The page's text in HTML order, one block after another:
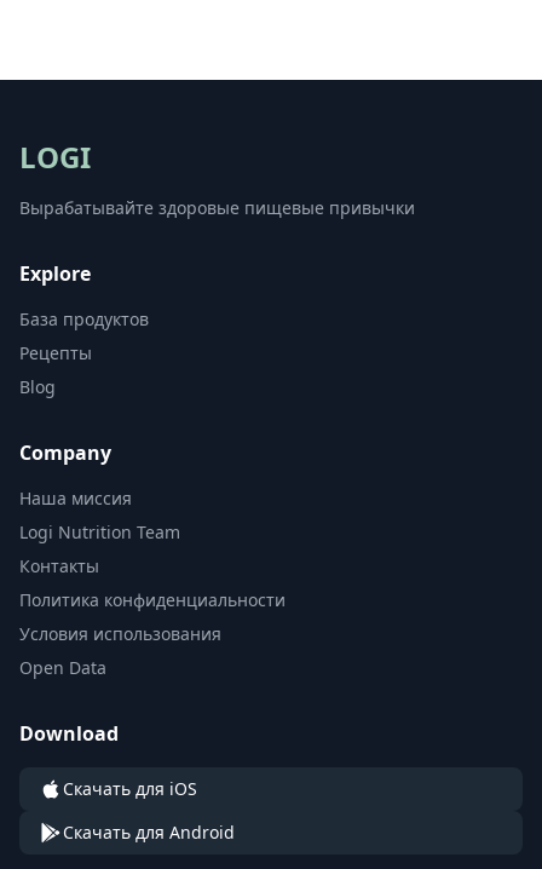
LOGI
Вырабатывайте здоровые пищевые привычки
Explore
База продуктов
Рецепты
Blog
Company
Наша миссия
Logi Nutrition Team
Контакты
Политика конфиденциальности
Условия использования
Open Data
Download
Скачать для iOS
Скачать для Android